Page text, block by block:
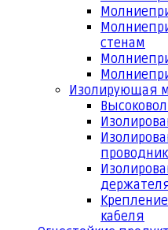
стенам
Изолирующая
кабеля